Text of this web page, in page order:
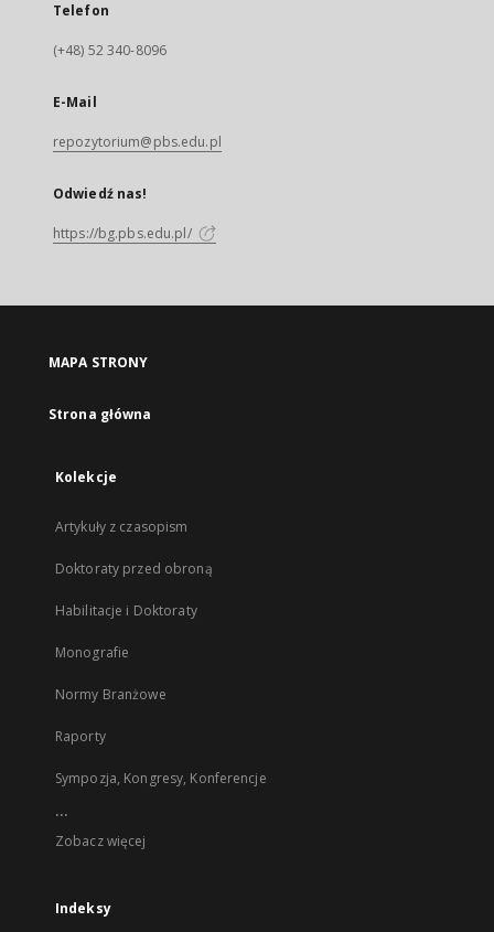
Telefon
(+48) 52 340-8096
E-Mail
repozytorium@pbs.edu.pl
Odwiedź nas!
https://bg.pbs.edu.pl/
MAPA STRONY
Strona główna
Kolekcje
Artykuły z czasopism
Doktoraty przed obroną
Habilitacje i Doktoraty
Monografie
Normy Branżowe
Raporty
Sympozja, Kongresy, Konferencje
...
Zobacz więcej
Indeksy